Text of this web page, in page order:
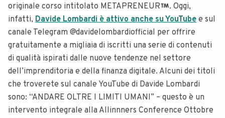
originale corso intitolato METAPRENEUR
. Oggi,
infatti, Davide Lombardi è attivo anche su YouTube e sul
canale Telegram @davidelombardiofficial per offrire
gratuitamente a migliaia di iscritti una serie di contenuti
di qualità ispirati dalle nuove tendenze nel settore
dell’imprenditoria e della finanza digitale. Alcuni dei titoli
che troverete sul canale YouTube di Davide Lombardi
sono: “ANDARE OLTRE I LIMITI UMANI” – questo è un
intervento integrale alla Allinnners Conference Ottobre